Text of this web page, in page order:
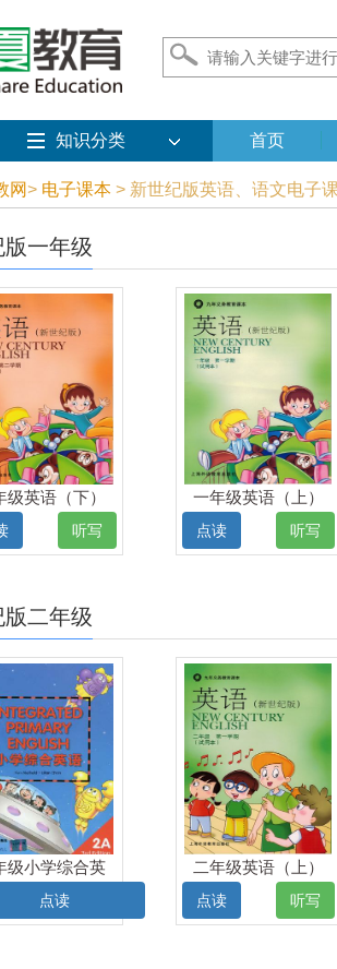
知识分类 首页
网> 电子课本 > 新世纪版英语、语文电子
版一年级
级英语（下）
电子课本听写
一年级英语（上）
电子课本
点读 听写
版二年级
级小学综合英
上）电子课本
点读
二年级英语（上）
电子课本
点读 听写